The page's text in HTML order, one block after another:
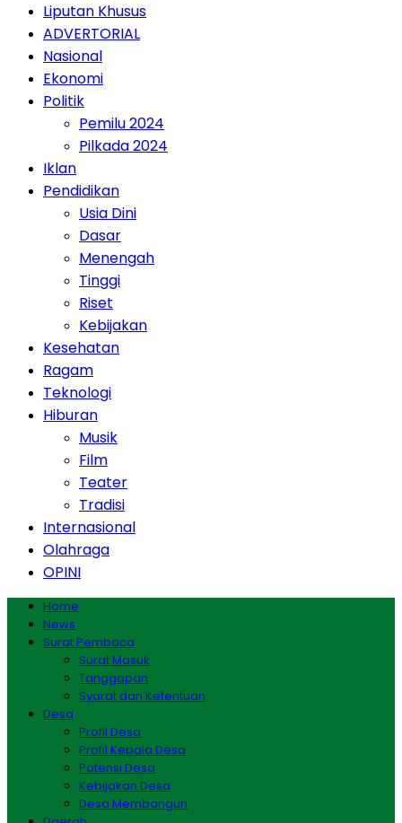
Liputan Khusus
ADVERTORIAL
Nasional
Ekonomi
Politik
Pemilu 2024
Pilkada 2024
Iklan
Pendidikan
Usia Dini
Dasar
Menengah
Tinggi
Riset
Kebijakan
Kesehatan
Ragam
Teknologi
Hiburan
Musik
Film
Teater
Tradisi
Internasional
Olahraga
OPINI
Home
News
Surat Pembaca
Surat Masuk
Tanggapan
Syarat dan Ketentuan
Desa
Profil Desa
Profil Kepala Desa
Potensi Desa
Kebijakan Desa
Desa Membangun